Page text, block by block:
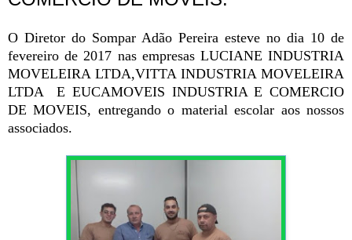
O Diretor do Sompar Adão Pereira esteve no dia 10 de
fevereiro de 2017 nas empresas LUCIANE INDUSTRIA
MOVELEIRA LTDA,VITTA INDUSTRIA MOVELEIRA
LTDA E EUCAMOVEIS INDUSTRIA E COMERCIO
DE MOVEIS, entregando o material escolar aos nossos
associados.